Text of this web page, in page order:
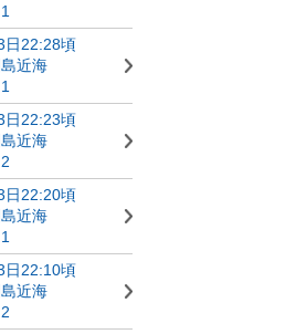
日22:28頃
近海
日22:23頃
近海
日22:20頃
近海
日22:10頃
近海